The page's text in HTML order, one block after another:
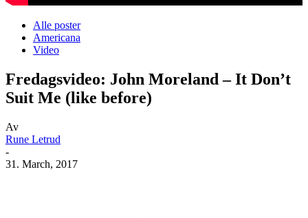
Alle poster
Americana
Video
Fredagsvideo: John Moreland – It Don’t
Suit Me (like before)
Av
Rune Letrud
-
31. March, 2017